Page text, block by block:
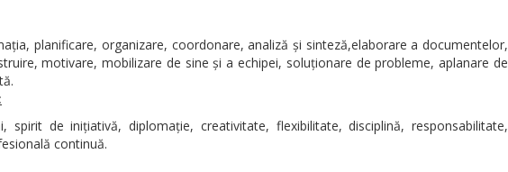
planificare, organizare, coordonare, analiză și sinteză,elaborare a documentelor,
motivare, mobilizare de sine și a echipei, soluționare de probleme, aplanare de
spirit de inițiativă, diplomație, creativitate, flexibilitate, disciplină, responsabilitate,
continuă.